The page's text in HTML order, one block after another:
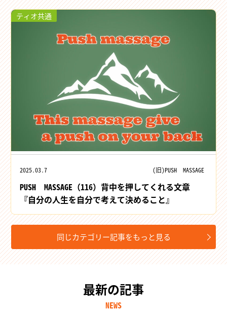
ティオ共通
2025.03.7 (旧)PUSH MASSAGE
PUSH MASSAGE（116）背中を押してくれる文章
『自分の人生を自分で考えて決めること』
同じカテゴリー記事をもっと見る
最新の記事
NEWS